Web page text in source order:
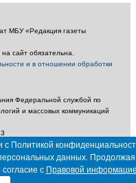
МБУ «Редакция газеты
сайт обязательна.
и в отношении обработки
Федеральной службой по
и массовых коммуникаций
«Редакция газеты «Калужская
адрес редакции:
400-424
с Политикой
данных. Продолжая
с Правовой